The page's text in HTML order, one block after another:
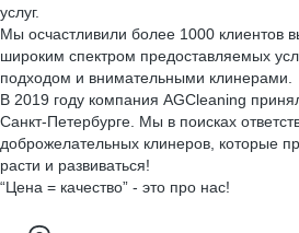
услуг.
Мы осчастливили более 1000 клиентов
широким спектром предоставляемых
подходом и внимательными клинерами.
В 2019 году компания AGCleaning
Санкт-Петербурге. Мы в поисках
доброжелательных клинеров, которые
расти и развиваться!
“Цена = качество” - это про нас!